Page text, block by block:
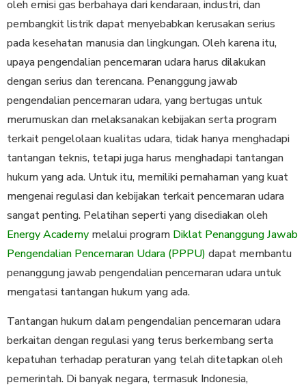
oleh emisi gas berbahaya dari kendaraan, industri, dan
pembangkit listrik dapat menyebabkan kerusakan serius
pada kesehatan manusia dan lingkungan. Oleh karena itu,
upaya pengendalian pencemaran udara harus dilakukan
dengan serius dan terencana. Penanggung jawab
pengendalian pencemaran udara, yang bertugas untuk
merumuskan dan melaksanakan kebijakan serta program
terkait pengelolaan kualitas udara, tidak hanya menghadapi
tantangan teknis, tetapi juga harus menghadapi tantangan
hukum yang ada. Untuk itu, memiliki pemahaman yang kuat
mengenai regulasi dan kebijakan terkait pencemaran udara
sangat penting. Pelatihan seperti yang disediakan oleh
Energy Academy melalui program Diklat Penanggung Jawab
Pengendalian Pencemaran Udara (PPPU) dapat membantu
penanggung jawab pengendalian pencemaran udara untuk
mengatasi tantangan hukum yang ada.
Tantangan hukum dalam pengendalian pencemaran udara
berkaitan dengan regulasi yang terus berkembang serta
kepatuhan terhadap peraturan yang telah ditetapkan oleh
pemerintah. Di banyak negara, termasuk Indonesia,